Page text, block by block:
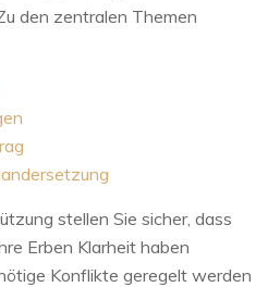
den zentralen Themen
stellen Sie sicher, dass
Erben Klarheit haben
Konflikte geregelt werden